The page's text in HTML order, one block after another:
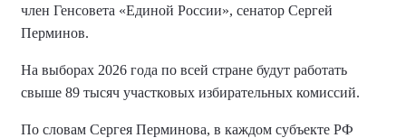
член Генсовета «Единой России», сенатор Сергей
Перминов.
На выборах 2026 года по всей стране будут работать
свыше 89 тысяч участковых избирательных комиссий.
По словам Сергея Перминова, в каждом субъекте РФ